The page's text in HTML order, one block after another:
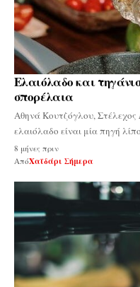
Ελαιόλαδο και
σπορέλαια
Αθηνά Κουτζόγλου, Στέλεχος
ελαιόλαδο είναι μία πηγή
8 μήνες πριν
ΑπόΧαϊδάρι Σήμερα